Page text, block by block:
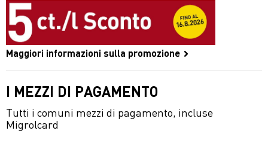
Maggiori informazioni sulla promozione
I MEZZI DI PAGAMENTO
Tutti i comuni mezzi di pagamento, incluse
Migrolcard